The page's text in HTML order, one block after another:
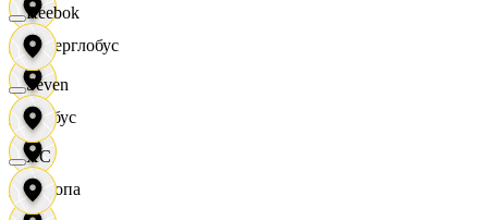
Гиперглобус
Глобус
Европа
Reebok
Seven
XC